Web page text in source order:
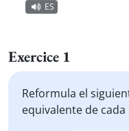
ES
Exercice 1
Reformula el
equivalente de